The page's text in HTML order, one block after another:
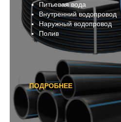
Питьевая вода
Внутренний водопровод
Наружный водопровод
Полив
ПОДРОБНЕЕ